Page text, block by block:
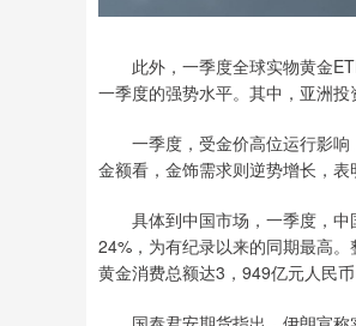
此外，一季度全球实物黄金
一季度的强势水平。其中，亚洲投
一季度，受金价高位运行影响
金额看，金饰需求则逆势增长，表
具体到中国市场，一季度，中
24%，为有纪录以来的同期最高
黄金消费总额达3，949亿元人民